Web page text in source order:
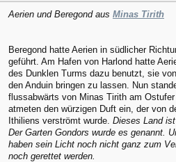
Aerien und Beregond aus Minas Tirith
Beregond hatte Aerien in südlicher
geführt. Am Hafen von Harlond hatte
des Dunklen Turms dazu benutzt, sie
den Anduin bringen zu lassen. Nun
flussabwärts von Minas Tirith am
atmeten den würzigen Duft ein, der von
Ithiliens verströmt wurde. Dieses Land
Der Garten Gondors wurde es genannt.
haben sein Licht noch nicht ganz zum
noch gerettet werden.